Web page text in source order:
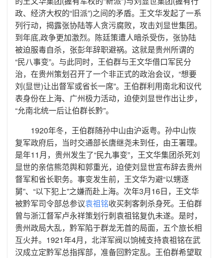
政、经济大权的“旧派”)之间的矛盾。王文华发起了一系
列行动，揭露张协陆等人贪污腐败，攻击刘显世集团。
到年底,政争更加激烈。陈廷策遭人暗杀受伤，张协陆
被迫服毒自杀，张彭年辞职避祸。这就是贵州所谓的
“民八事变”。与此同时，王伯群与王文华借口军民分
治，在贵州策划召开了一个非正式的政治会议，“想要
刘(显世)让出督军或省长一席”。王伯群利用南北和议代
表身份在上海、广州极力活动，迫使刘显世作出让步，
“允南北统一后让伯群长黔”。
1920年冬，王伯群随孙中山由沪返粤。孙中山恢
复军政府后，当时交通部长唐继尧未到任，由王署理。
是年11月，贵州发生了“民九事变”，王文华集团杀死刘
显世的亲信熊范舆和郭重光，迫使刘显世宣布辞去贵州
督军和省长职务。事变发生前，王文华为避“以甥逐
舅”、“以下犯上”之嫌而赴上海。次年3月16日，王文华
被黔军司令部总参议袁祖铭收买刺客刺杀身死。王伯群
曾与浙江督军卢永祥策划行刺袁祖铭复仇未遂。是时，
贵州政局大乱，黔军陷于群龙无首的局面，五个旅长相
互火并。1921年4月，北洋军阀以饷械支持袁祖铭在武
汉成立定黔军总指挥部，准备回黔定乱。王伯群希望取